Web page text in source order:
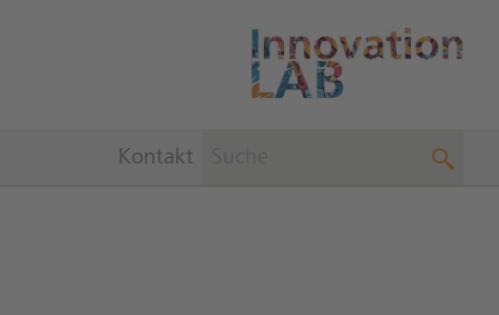
Kontakt